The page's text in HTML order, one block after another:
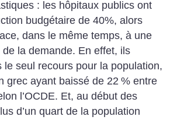
: les hôpitaux publics ont
budgétaire de 40%, alors
dans le même temps, à une
de la demande. En effet, ils
le seul recours pour la population,
grec ayant baissé de 22 % entre
l’OCDE. Et, au début des
d’un quart de la population